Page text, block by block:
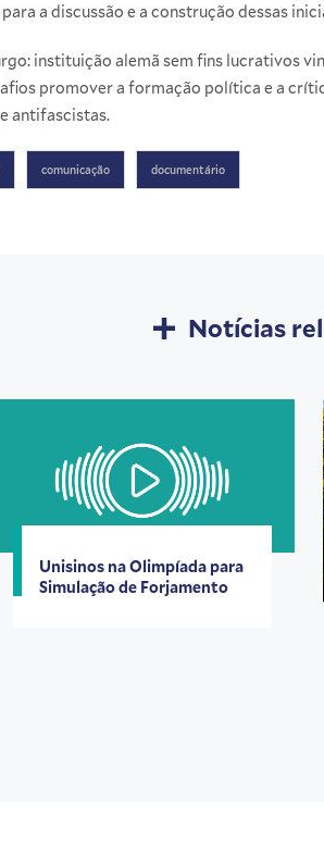
a discussão e a construção dessas
: instituição alemã sem fins lucrativos
promover a formação política e a
antifascistas.
comunicação documentário
Notícias
Unisinos na Olimpíada para
Simulação de Forjamento